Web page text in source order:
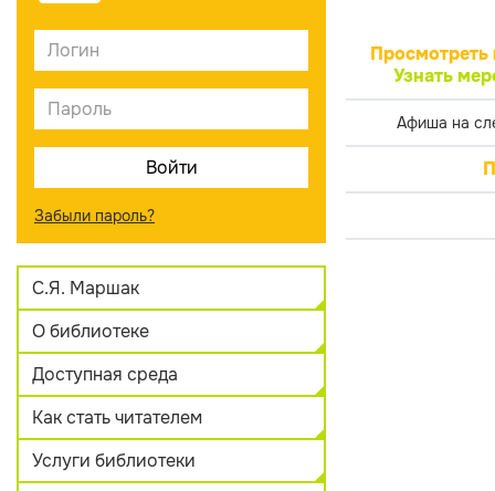
Забыли пароль?
С.Я. Маршак
О библиотеке
Доступная среда
Как стать читателем
Услуги библиотеки
Просмотреть
Узнать
Афиша на